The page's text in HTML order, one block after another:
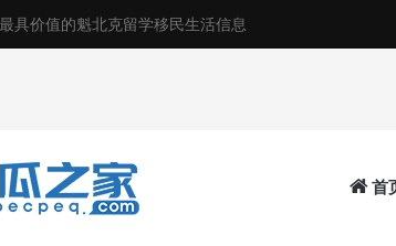
价值的魁北克留学移民生活信息
首